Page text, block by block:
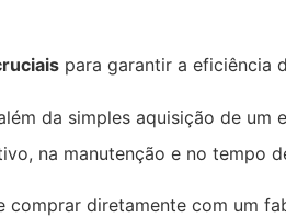
para garantir a eficiência
da simples aquisição de um
na manutenção e no tempo
comprar diretamente com um